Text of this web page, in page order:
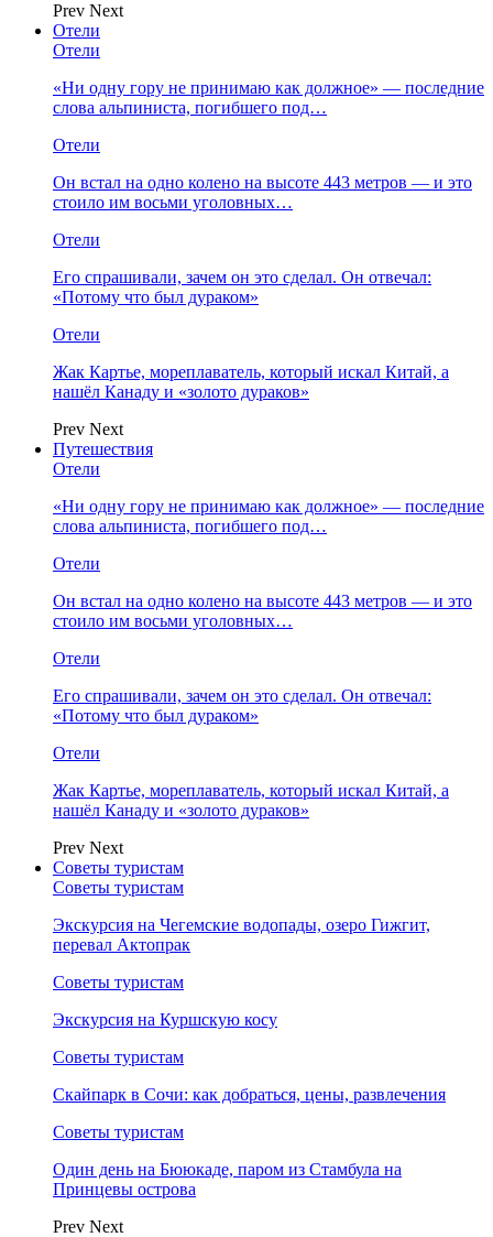
Prev Next
Отели
Отели
«Ни одну гору не принимаю как должное» — последние
слова альпиниста, погибшего под…
Отели
Он встал на одно колено на высоте 443 метров — и это
стоило им восьми уголовных…
Отели
Его спрашивали, зачем он это сделал. Он отвечал:
«Потому что был дураком»
Отели
Жак Картье, мореплаватель, который искал Китай, а
нашёл Канаду и «золото дураков»
Prev Next
Путешествия
Отели
«Ни одну гору не принимаю как должное» — последние
слова альпиниста, погибшего под…
Отели
Он встал на одно колено на высоте 443 метров — и это
стоило им восьми уголовных…
Отели
Его спрашивали, зачем он это сделал. Он отвечал:
«Потому что был дураком»
Отели
Жак Картье, мореплаватель, который искал Китай, а
нашёл Канаду и «золото дураков»
Prev Next
Советы туристам
Советы туристам
Экскурсия на Чегемские водопады, озеро Гижгит,
перевал Актопрак
Советы туристам
Экскурсия на Куршскую косу
Советы туристам
Скайпарк в Сочи: как добраться, цены, развлечения
Советы туристам
Один день на Бююкаде, паром из Стамбула на
Принцевы острова
Prev Next